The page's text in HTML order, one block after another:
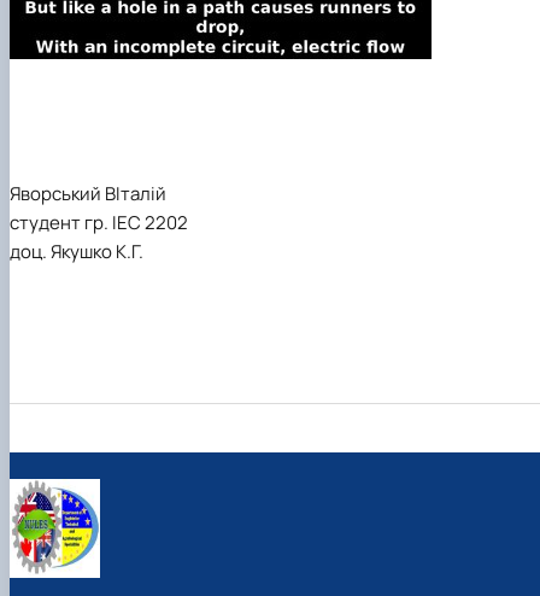
Яворський ВІталій
студент гр. ІЕС 2202
доц. Якушко К.Г.